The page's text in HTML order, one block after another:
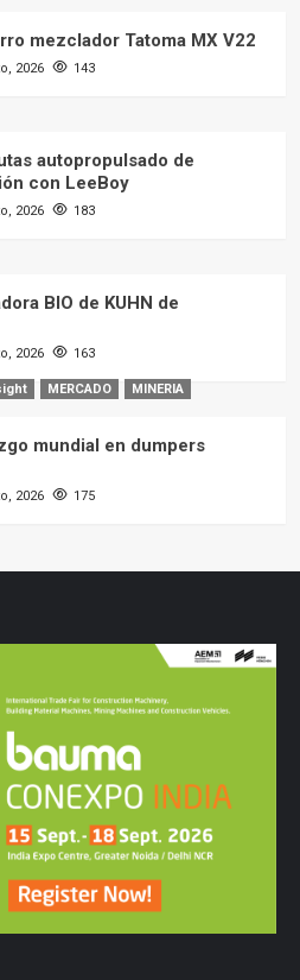
mezclador Tatoma MX V22
2026 143
autopropulsado de
con LeeBoy
2026 183
BIO de KUHN de
2026 163
MERCADO MINERIA
mundial en dumpers
2026 175